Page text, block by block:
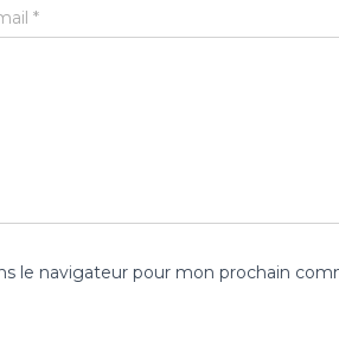
*
le navigateur pour mon prochain